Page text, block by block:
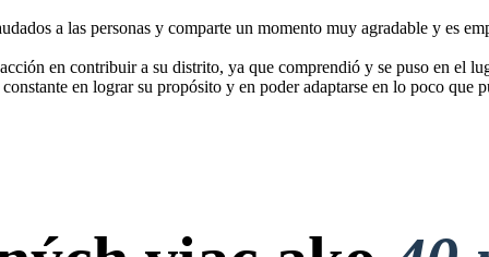
a las personas y comparte un momento muy agradable y es
en contribuir a su distrito, ya que comprendió y se puso en el
en lograr su propósito y en poder adaptarse en lo poco que